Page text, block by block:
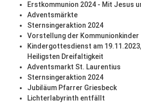
Erstkommunion 2024 - Mit Jesus
Adventsmärkte
Sternsingeraktion 2024
Vorstellung der Kommunionkinder
Kindergottesdienst am
Heiligsten Dreifaltigkeit
Adventsmarkt St. Laurentius
Sternsingeraktion 2024
Jubiläum Pfarrer Griesbeck
Lichterlabyrinth entfällt